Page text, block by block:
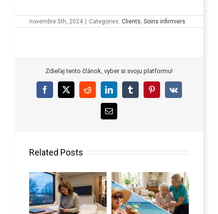
novembre 5th, 2024 Categories: Clients, Soins infirmiers
Zdieľaj tento článok, vyber si svoju platformu!
Facebook
X RedditLinkedInTumblrPinterest
Vk
Email
Related Posts